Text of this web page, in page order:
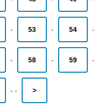
- 53 - 54 -
- 58 - 59 -
- - >